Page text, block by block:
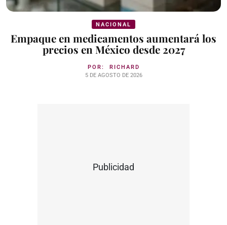
NACIONAL
Empaque en medicamentos aumentará los
precios en México desde 2027
POR: RICHARD
5 DE AGOSTO DE 2026
Publicidad